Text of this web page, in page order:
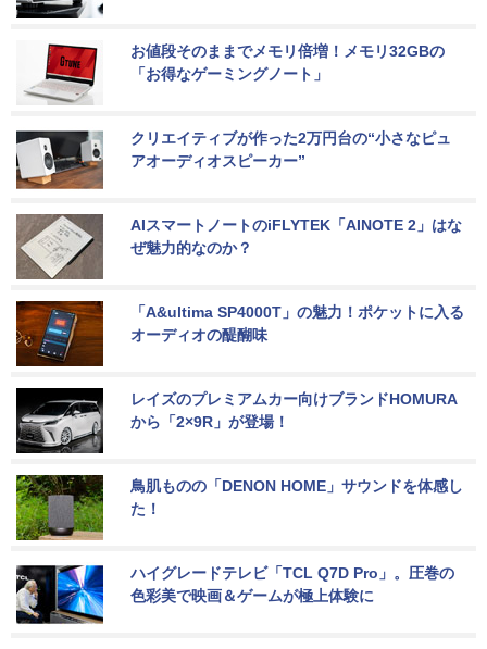
お値段そのままでメモリ倍増！メモリ32GBの
「お得なゲーミングノート」
クリエイティブが作った2万円台の“小さなピュ
アオーディオスピーカー”
AIスマートノートのiFLYTEK「AINOTE 2」はな
ぜ魅力的なのか？
「A&ultima SP4000T」の魅力！ポケットに入る
オーディオの醍醐味
レイズのプレミアムカー向けブランドHOMURA
から「2×9R」が登場！
鳥肌ものの「DENON HOME」サウンドを体感し
た！
ハイグレードテレビ「TCL Q7D Pro」。圧巻の
色彩美で映画＆ゲームが極上体験に